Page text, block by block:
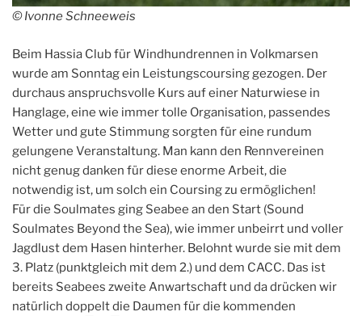
© Ivonne Schneeweis
Beim Hassia Club für Windhundrennen in Volkmarsen
wurde am Sonntag ein Leistungscoursing gezogen. Der
durchaus anspruchsvolle Kurs auf einer Naturwiese in
Hanglage, eine wie immer tolle Organisation, passendes
Wetter und gute Stimmung sorgten für eine rundum
gelungene Veranstaltung. Man kann den Rennvereinen
nicht genug danken für diese enorme Arbeit, die
notwendig ist, um solch ein Coursing zu ermöglichen!
Für die Soulmates ging Seabee an den Start (Sound
Soulmates Beyond the Sea), wie immer unbeirrt und voller
Jagdlust dem Hasen hinterher. Belohnt wurde sie mit dem
3. Platz (punktgleich mit dem 2.) und dem CACC. Das ist
bereits Seabees zweite Anwartschaft und da drücken wir
natürlich doppelt die Daumen für die kommenden